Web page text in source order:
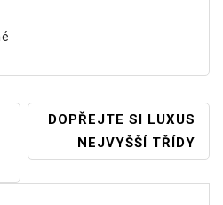
DOPŘEJTE SI LUXUS
NEJVYŠŠÍ TŘÍDY